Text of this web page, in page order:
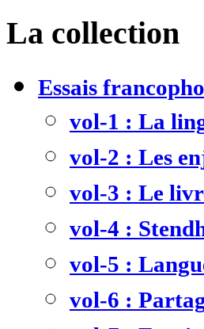
La collection
Essais
vol-1 : La
vol-2 : Les
vol-3 : Le
vol-4 :
vol-5 :
vol-6 :